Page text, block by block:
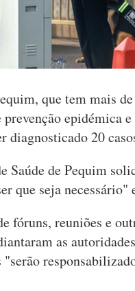
que tem mais
prevenção epidémica
diagnosticado 20
Saúde de Pequim
que seja
fóruns, reuniões e
as
"serão